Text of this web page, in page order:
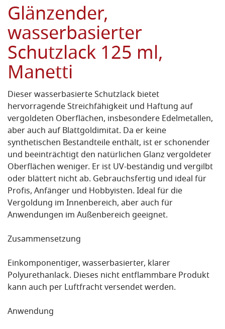
Glänzender,
wasserbasierter
Schutzlack 125 ml,
Manetti
Dieser wasserbasierte Schutzlack bietet
hervorragende Streichfähigkeit und Haftung auf
vergoldeten Oberflächen, insbesondere Edelmetallen,
aber auch auf Blattgoldimitat. Da er keine
synthetischen Bestandteile enthält, ist er schonender
und beeinträchtigt den natürlichen Glanz vergoldeter
Oberflächen weniger. Er ist UV-beständig und vergilbt
oder blättert nicht ab. Gebrauchsfertig und ideal für
Profis, Anfänger und Hobbyisten. Ideal für die
Vergoldung im Innenbereich, aber auch für
Anwendungen im Außenbereich geeignet.
Zusammensetzung
Einkomponentiger, wasserbasierter, klarer
Polyurethanlack. Dieses nicht entflammbare Produkt
kann auch per Luftfracht versendet werden.
Anwendung